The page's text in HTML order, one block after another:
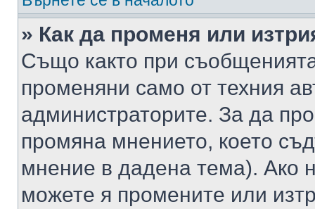
» Как да променя или
Също както при
променяни само от техния
администраторите. За да
промяна мнението, което
мнение в дадена тема). Ако
можете я промените или